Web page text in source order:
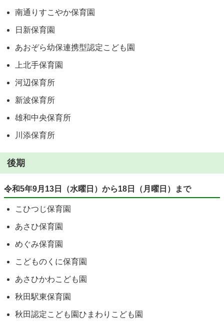
南通りすこやか保育園
日新保育園
あおぞら幼保連携型認定こども園
上北手保育園
河辺保育所
新波保育所
雄和中央保育所
川添保育所
後期
令和5年9月13日（水曜日）から18日（月曜日）まで
こひつじ保育園
あさひ保育園
めぐみ保育園
こどものくに保育園
あさひかわこども園
秋田駅東保育園
秋田認定こども園ひまわりこども園